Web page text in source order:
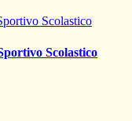
Scolastico